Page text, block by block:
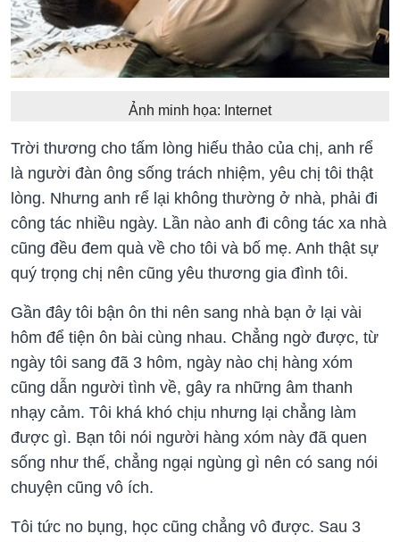
Ảnh minh họa: Internet
Trời thương cho tấm lòng hiếu thảo của chị, anh rể
là người đàn ông sống trách nhiệm, yêu chị tôi thật
lòng. Nhưng anh rể lại không thường ở nhà, phải đi
công tác nhiều ngày. Lần nào anh đi công tác xa nhà
cũng đều đem quà về cho tôi và bố mẹ. Anh thật sự
quý trọng chị nên cũng yêu thương gia đình tôi.
Gần đây tôi bận ôn thi nên sang nhà bạn ở lại vài
hôm để tiện ôn bài cùng nhau. Chẳng ngờ được, từ
ngày tôi sang đã 3 hôm, ngày nào chị hàng xóm
cũng dẫn người tình về, gây ra những âm thanh
nhạy cảm. Tôi khá khó chịu nhưng lại chẳng làm
được gì. Bạn tôi nói người hàng xóm này đã quen
sống như thế, chẳng ngại ngùng gì nên có sang nói
chuyện cũng vô ích.
Tôi tức no bụng, học cũng chẳng vô được. Sau 3